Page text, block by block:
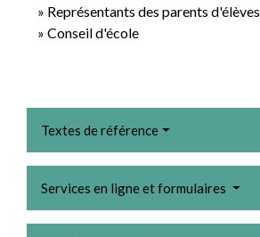
Représentants des parents d'élèves
Conseil d'école
Textes de référence
Services en ligne et formulaires